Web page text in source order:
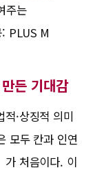
주는
: PLUS M
든 기대감
·상징적 의미
모두 칸과 인연
가 처음이다. 이